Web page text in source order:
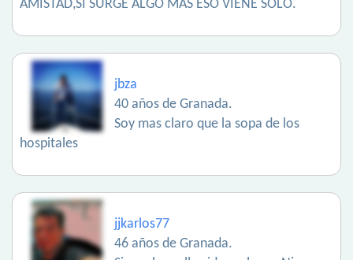
AMISTAD,SI SURGE ALGO MAS ESO VIENE SOLO.
jbza
40 años de Granada.
Soy mas claro que la sopa de los
hospitales
jjkarlos77
46 años de Granada.